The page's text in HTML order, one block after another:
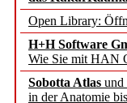
Open Library:
H+H Software
Wie Sie mit HAN
Sobotta Atlas und
in der Anatomie
Die